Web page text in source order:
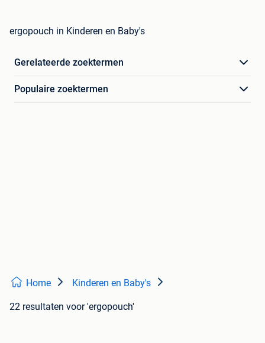
ergopouch in Kinderen en Baby's
Gerelateerde zoektermen
Populaire zoektermen
Home Kinderen en Baby's
22 resultaten voor 'ergopouch'